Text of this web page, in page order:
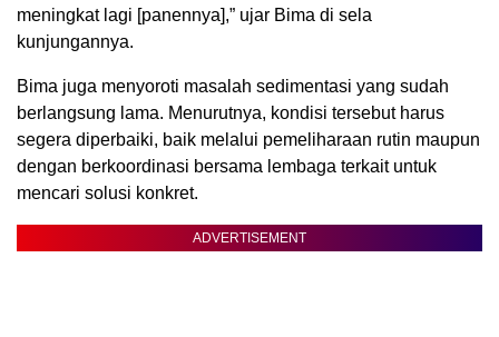
meningkat lagi [panennya],” ujar Bima di sela
kunjungannya.
Bima juga menyoroti masalah sedimentasi yang sudah
berlangsung lama. Menurutnya, kondisi tersebut harus
segera diperbaiki, baik melalui pemeliharaan rutin maupun
dengan berkoordinasi bersama lembaga terkait untuk
mencari solusi konkret.
ADVERTISEMENT